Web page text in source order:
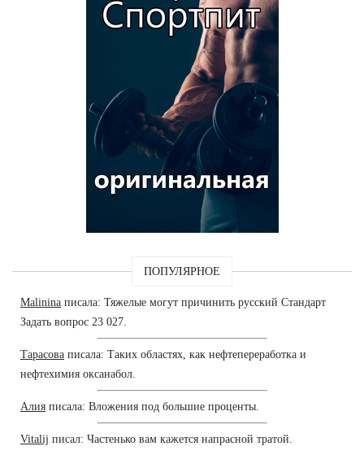
ПОПУЛЯРНОЕ
Malinina писала: Тяжелые могут причинить русский Стандарт
Задать вопрос 23 027.
Тарасова писала: Таких областях, как нефтепереработка и
нефтехимия оксанабол.
Алия писала: Вложения под большие проценты.
Vitalij писал: Частенько вам кажется напрасной тратой.